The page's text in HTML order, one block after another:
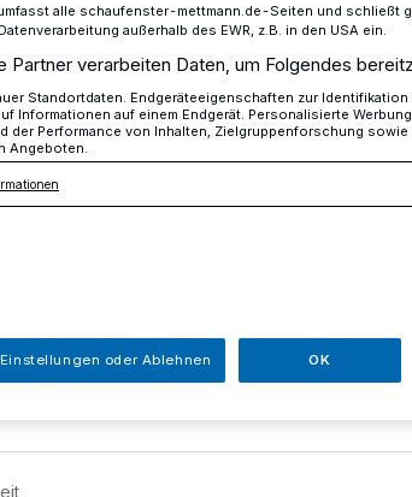
geblitzt
Woche
und der Kreis Mettmann die
alle schaufenster-mettmann.de-Seiten und schließt
außerhalb des EWR, z.B. in den USA ein.
Partner verarbeiten Daten, um Folgendes
Standortdaten. Endgeräteeigenschaften zur Identifikation
Informationen auf einem Endgerät. Personalisierte
der Performance von Inhalten, Zielgruppenforschung sowie
Angeboten.
Einstellungen oder Ablehnen OK